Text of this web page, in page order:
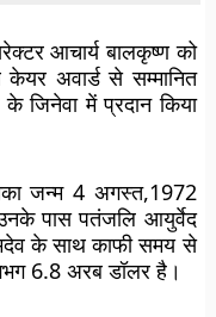
आचार्य बालकृष्ण को
अवार्ड से सम्मानित
जिनेवा में प्रदान किया
जन्म 4 अगस्त,1972
पास पतंजलि आयुर्वेद
के साथ काफी समय से
6.8 अरब डॉलर है।